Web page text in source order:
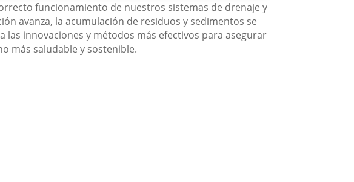
funcionamiento de nuestros sistemas de drenaje y
avanza, la acumulación de residuos y sedimentos se
innovaciones y métodos más efectivos para asegurar
más saludable y sostenible.